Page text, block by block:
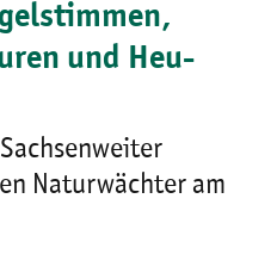
und Heu-
Naturwächter am